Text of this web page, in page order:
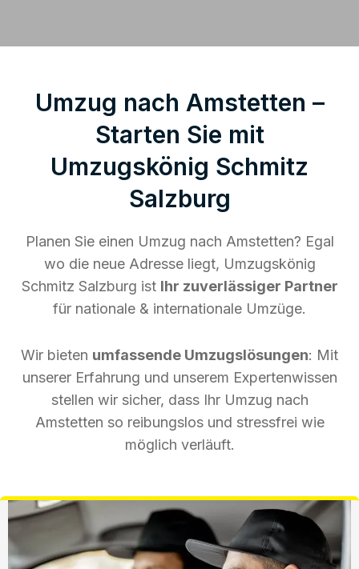
Umzug nach Amstetten –
Starten Sie mit
Umzugskönig Schmitz
Salzburg
Planen Sie einen Umzug nach Amstetten? Egal
wo die neue Adresse liegt, Umzugskönig
Schmitz Salzburg ist Ihr zuverlässiger Partner
für nationale & internationale Umzüge.
Wir bieten umfassende Umzugslösungen: Mit
unserer Erfahrung und unserem Expertenwissen
stellen wir sicher, dass Ihr Umzug nach
Amstetten so reibungslos und stressfrei wie
möglich verläuft.